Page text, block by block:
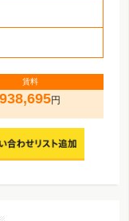
賃料
938,695円